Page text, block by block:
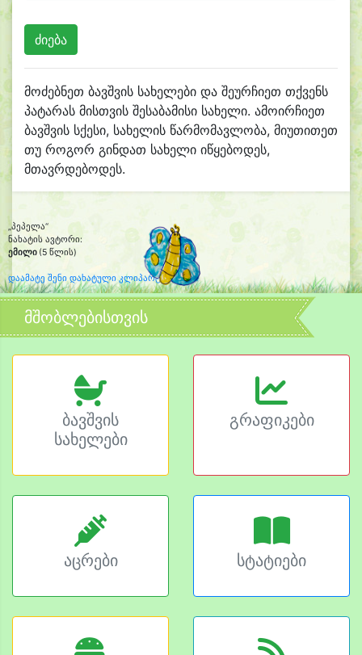
მოძებნეთ ბავშვის სახელები და შეურჩიეთ თქვენს
პატარას მისთვის შესაბამისი სახელი. ამოირჩიეთ
ბავშვის სქესი, სახელის წარმომავლობა, მიუთითეთ
თუ როგორ გინდათ სახელი იწყებოდეს,
მთავრდებოდეს.
„პეპელა“
ნახატის ავტორი:
ემილი (5 წლის)
დაამატე შენი დახატული კლიპარტი
მშობლებისთვის
ბავშვის
სახელები
გრაფიკები
აცრები სტატიები